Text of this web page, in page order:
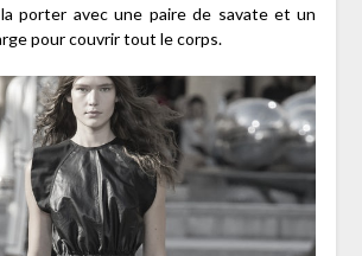
la porter avec une paire de savate et un
pour couvrir tout le corps.